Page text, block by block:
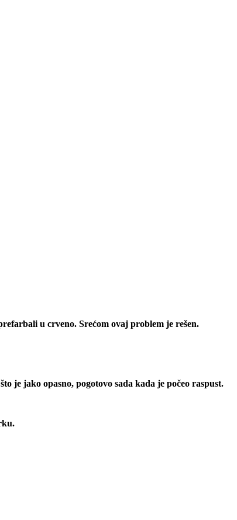
u crveno. Srećom ovaj problem je rešen.
je jako opasno, pogotovo sada kada je počeo raspust.